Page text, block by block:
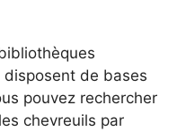
de bases
pouvez rechercher
chevreuils par